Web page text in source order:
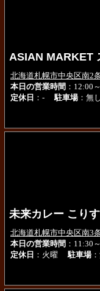
ASIAN MARKET
北海道札幌市中央区南2
本日の営業時間 ：12:00
定休日 ：-駐車場：無し
未来カレー こりす
北海道札幌市中央区南3
本日の営業時間 ：11:30
定休日 ：火曜駐車場